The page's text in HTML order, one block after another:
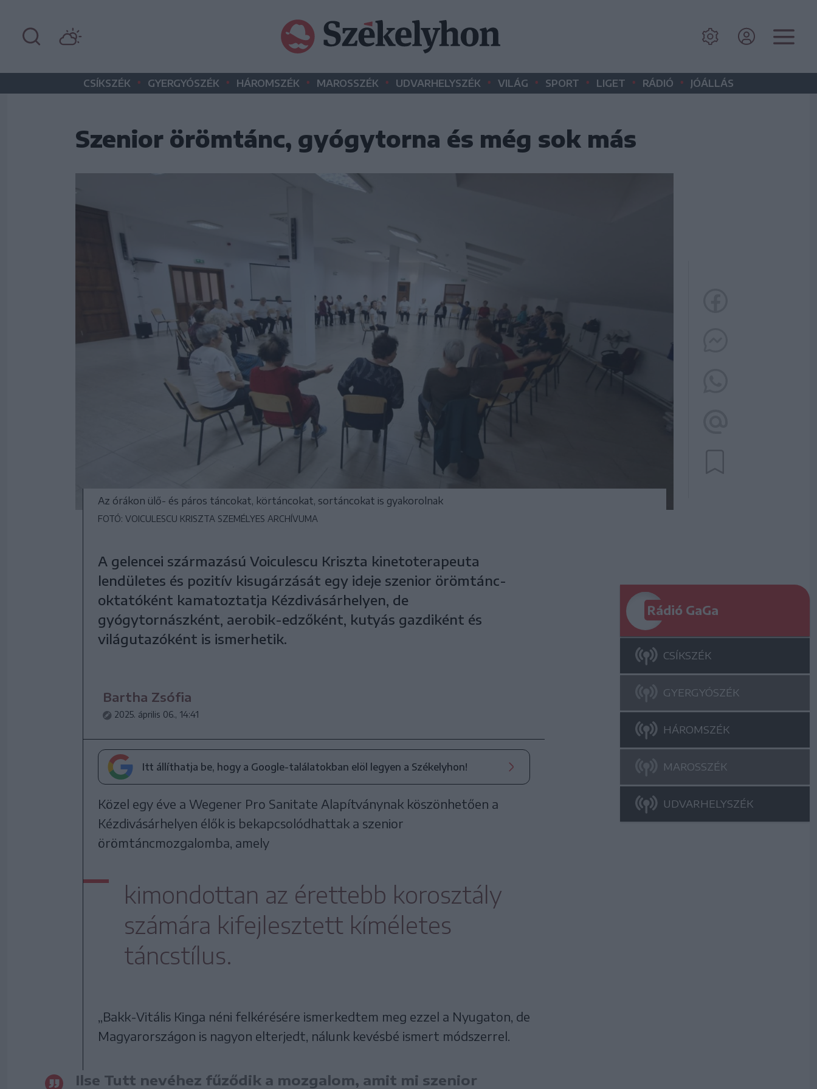
CSÍKSZÉK • GYERGYÓSZÉK • HÁROMSZÉK • MAROSSZÉK • UDVARHELYSZÉK • VILÁG • SPORT • LIGET • RÁDIÓ • JÓÁLLÁS
Szenior örömtánc, gyógytorna és még sok más
Az órákon ülő- és páros táncokat, körtáncokat, sortáncokat is gyakorolnak
FOTÓ: VOICULESCU KRISZTA SZEMÉLYES ARCHÍVUMA
A gelencei származású Voiculescu Kriszta kinetoterapeuta
lendületes és pozitív kisugárzását egy ideje szenior örömtánc-
oktatóként kamatoztatja Kézdivásárhelyen, de
gyógytornászként, aerobik-edzőként, kutyás gazdiként és
világutazóként is ismerhetik.
Bartha Zsófia
2025. április 06., 14:41
Itt állíthatja be, hogy a Google-találatokban elöl legyen a Székelyhon!
Közel egy éve a Wegener Pro Sanitate Alapítványnak köszönhetően a
Kézdivásárhelyen élők is bekapcsolódhattak a szenior
örömtáncmozgalomba, amely
kimondottan az érettebb korosztály
számára kifejlesztett kíméletes
táncstílus.
„Bakk-Vitális Kinga néni felkérésére ismerkedtem meg ezzel a Nyugaton, de
Magyarországon is nagyon elterjedt, nálunk kevésbé ismert módszerrel.
Ilse Tutt nevéhez fűződik a mozgalom, amit mi szenior
Rádió GaGa
CSÍKSZÉK
GYERGYÓSZÉK
HÁROMSZÉK
MAROSSZÉK
UDVARHELYSZÉK